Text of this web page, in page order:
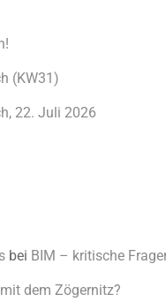
(KW31)
22. Juli 2026
bei BIM – kritische
dem Zögernitz?